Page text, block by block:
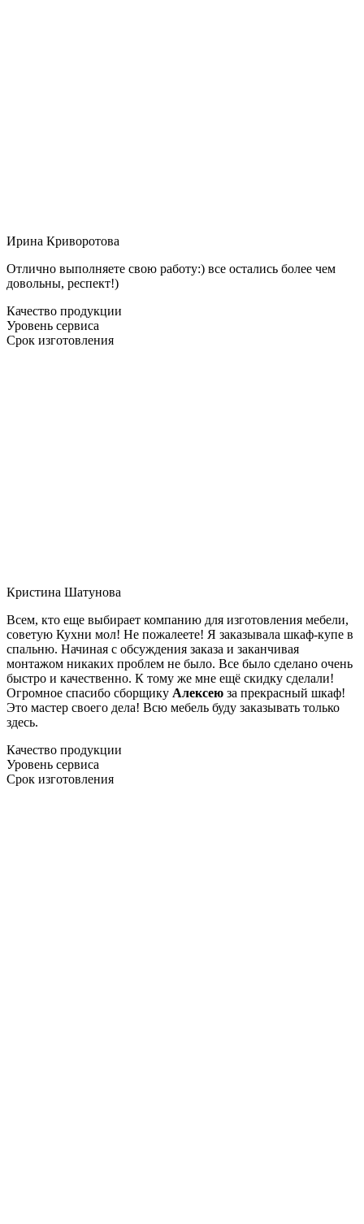
Ирина Криворотова
Отлично выполняете свою работу:) все остались более чем
довольны, респект!)
Качество продукции
Уровень сервиса
Срок изготовления
Кристина Шатунова
Всем, кто еще выбирает компанию для изготовления мебели,
советую Кухни мол! Не пожалеете! Я заказывала шкаф-купе в
спальню. Начиная с обсуждения заказа и заканчивая
монтажом никаких проблем не было. Все было сделано очень
быстро и качественно. К тому же мне ещё скидку сделали!
Огромное спасибо сборщику Алексею за прекрасный шкаф!
Это мастер своего дела! Всю мебель буду заказывать только
здесь.
Качество продукции
Уровень сервиса
Срок изготовления